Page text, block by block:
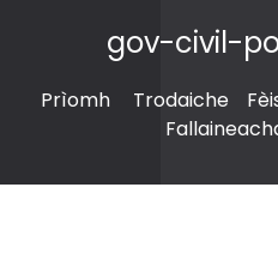
gov-civil-
Prìomh Trodaiche